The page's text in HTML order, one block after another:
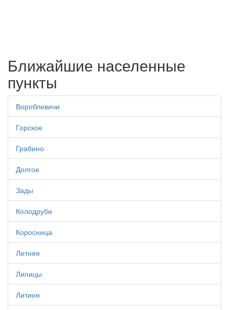
Ближайшие населенные
пункты
Вороблевичи
Горское
Грабино
Долгое
Зады
Колодруби
Коросница
Летняя
Липицы
Литиня